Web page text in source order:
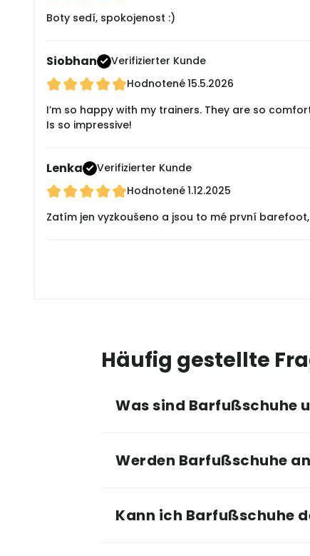
Boty sedí, spokojenost :)
Siobhan
Verifizierter Kunde
Hodnotené15.5.2026
I’m so happy with my trainers. They are so
Is so impressive!
Lenka
Verifizierter Kunde
Hodnotené1.12.2025
Zatím jen vyzkoušeno a jsou to mé první
Häufig gestellte
Was sind Barfußschuhe
Werden Barfußschuhe
Kann ich Barfußschuhe